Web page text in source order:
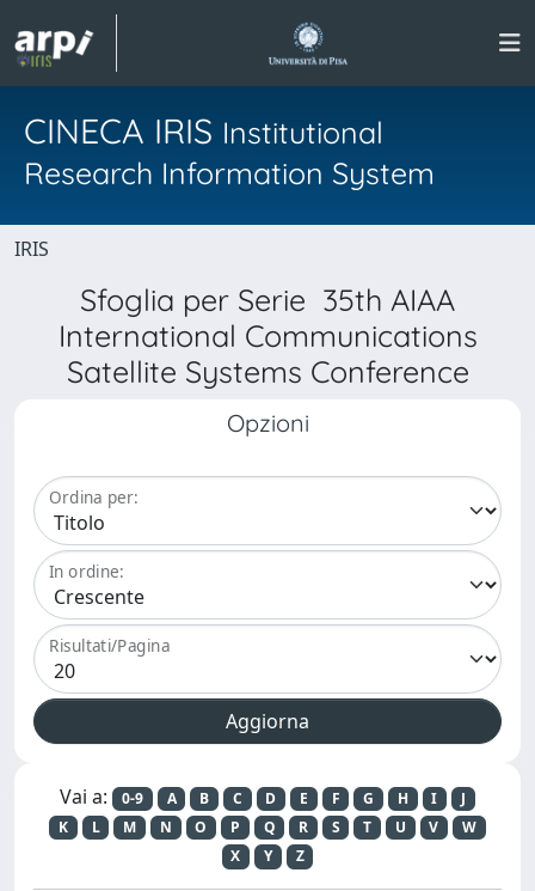
CINECA IRIS Institutional
Research Information System
IRIS
Sfoglia per Serie 35th AIAA
International Communications
Satellite Systems Conference
Opzioni
Ordina per:
In ordine:
Risultati/Pagina
Vai a: 0-9 A B C D E F G H I
J
K
L M N O P Q R S T U V
W
X
Y Z